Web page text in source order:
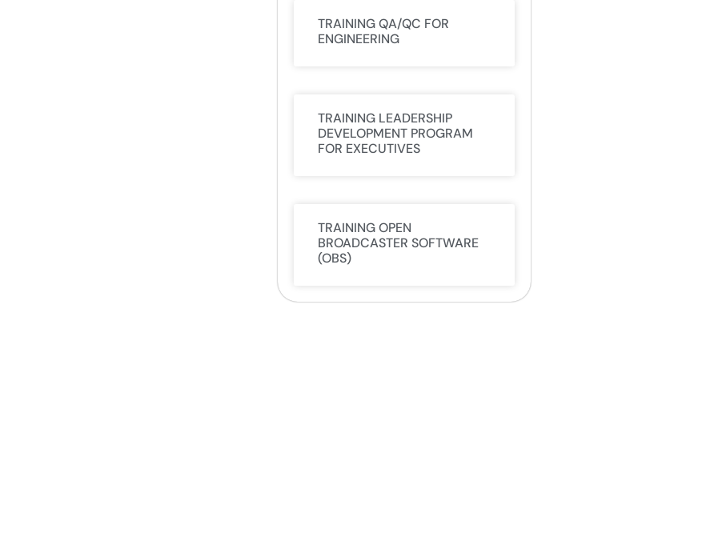
TRAINING QA/QC FOR
ENGINEERING
TRAINING LEADERSHIP
DEVELOPMENT PROGRAM
FOR EXECUTIVES
TRAINING OPEN
BROADCASTER SOFTWARE
(OBS)